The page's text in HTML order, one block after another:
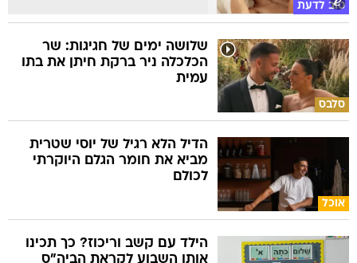
טוב לדעת
סלבס
שלושה ימים של חגיגות: שר
הכלכלה ניר ברקת חיתן את בתו
עמית
אוכל
הדיל הלא רגיל של יוסי שטרית
מביא את חומר הגלם היוקרתי
לכולם
הילד עם קשב וריכוז? כך תכינו
אותו השבוע לקראת הביה"ס